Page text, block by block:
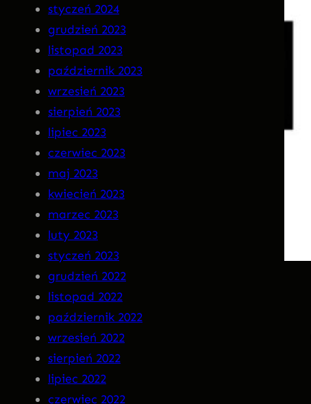
styczeń 2024
grudzień 2023
listopad 2023
październik 2023
wrzesień 2023
sierpień 2023
lipiec 2023
czerwiec 2023
maj 2023
kwiecień 2023
marzec 2023
luty 2023
styczeń 2023
grudzień 2022
listopad 2022
październik 2022
wrzesień 2022
sierpień 2022
lipiec 2022
czerwiec 2022